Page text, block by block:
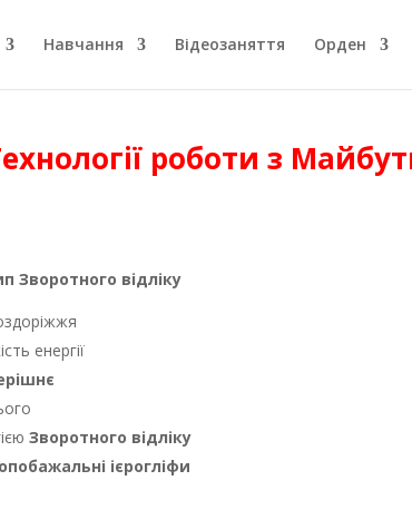
Навчання Відеозаняття Орден
роботи з
Зворотного відліку
енергії
Зворотного відліку
ієрогліфи